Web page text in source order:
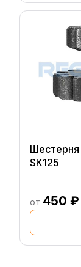
Шестерня
SK125
от 450 ₽